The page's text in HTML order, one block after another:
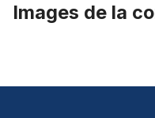
Images de la